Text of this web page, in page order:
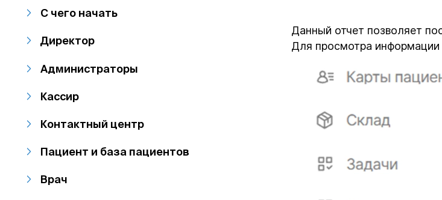
С чего начать
Директор
Администраторы
Кассир
Контактный центр
Пациент и база пациентов
Врач
Данный отчет позволяет
Для просмотра